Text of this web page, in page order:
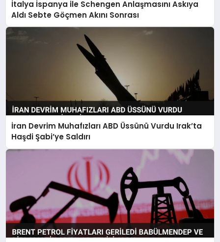
İtalya İspanya ile Schengen Anlaşmasını Askıya
Aldı Sebte Göçmen Akını Sonrası
İran Devrim Muhafızları ABD Üssünü Vurdu Irak’ta
Haşdi Şabi’ye Saldırı